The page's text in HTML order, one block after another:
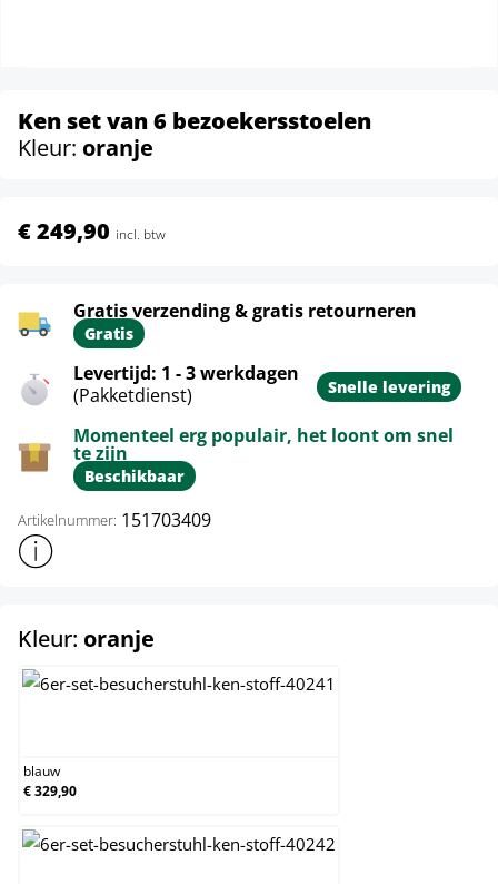
Ken set van 6 bezoekersstoelen
Kleur: oranje
€ 249,90 incl. btw
Gratis verzending & gratis retourneren
Gratis
Levertijd: 1 - 3 werkdagen
(Pakketdienst)
Snelle levering
Momenteel erg populair, het loont om snel
te zijn
Beschikbaar
Artikelnummer: 151703409
Toon meer productinformatie
Kleur: oranje
blauw
€ 329,90